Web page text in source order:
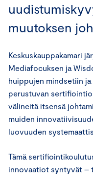
muutoksen
Keskuskauppakamari
Mediafocuksen ja
huippujen mindsetiin
perustuvan
välineitä itsensä
muiden
luovuuden
Tämä
innovaatiot syntyvät –